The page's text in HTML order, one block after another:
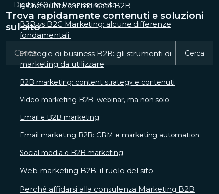
Digital360 life Posizioni aperte
Trova rapidamente contenuti e soluzioni
sul sito
Cerca
A che punto è il mercato B2B
B2B vs B2C Marketing: alcune differenze
fondamentali
Strategie di business B2B: gli strumenti di
marketing da utilizzare
B2B marketing: content strategy e contenuti
Video marketing B2B: webinar, ma non solo
Email e B2B marketing
Email marketing B2B: CRM e marketing automation
Social media e B2B marketing
Web marketing B2B: il ruolo del sito
Perché affidarsi alla consulenza Marketing B2B